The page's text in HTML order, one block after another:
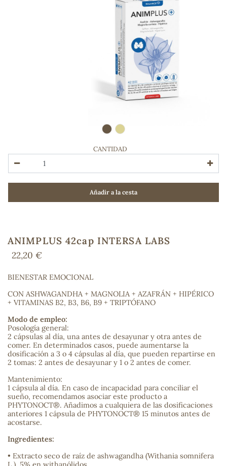
CANTIDAD
Añadir a la cesta
ANIMPLUS 42cap INTERSA LABS
22,20 €
BIENESTAR EMOCIONAL
CON ASHWAGANDHA + MAGNOLIA + AZAFRÁN + HIPÉRICO
+ VITAMINAS B2, B3, B6, B9 + TRIPTÓFANO
Modo de empleo:
Posología general:
2 cápsulas al día, una antes de desayunar y otra antes de
comer. En determinados casos, puede aumentarse la
dosificación a 3 o 4 cápsulas al día, que pueden repartirse en
2 tomas: 2 antes de desayunar y 1 o 2 antes de comer.
Mantenimiento:
1 cápsula al día. En caso de incapacidad para conciliar el
sueño, recomendamos asociar este producto a
PHYTONOCT®. Añadimos a cualquiera de las dosificaciones
anteriores 1 cápsula de PHYTONOCT® 15 minutos antes de
acostarse.
Ingredientes:
• Extracto seco de raíz de ashwagandha (Withania somnifera